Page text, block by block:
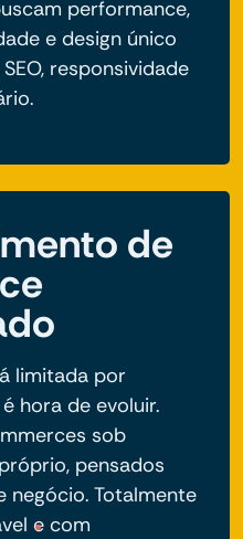
performance,
e design único
responsividade
de
limitada por
hora de evoluir.
sob
pensados
negócio. Totalmente
e com